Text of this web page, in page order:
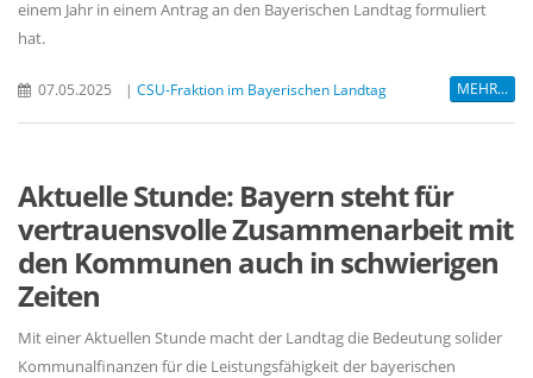
einem Jahr in einem Antrag an den Bayerischen Landtag formuliert
hat.
07.05.2025 | CSU-Fraktion im Bayerischen Landtag MEHR...
Aktuelle Stunde: Bayern steht für
vertrauensvolle Zusammenarbeit mit
den Kommunen auch in schwierigen
Zeiten
Mit einer Aktuellen Stunde macht der Landtag die Bedeutung solider
Kommunalfinanzen für die Leistungsfähigkeit der bayerischen